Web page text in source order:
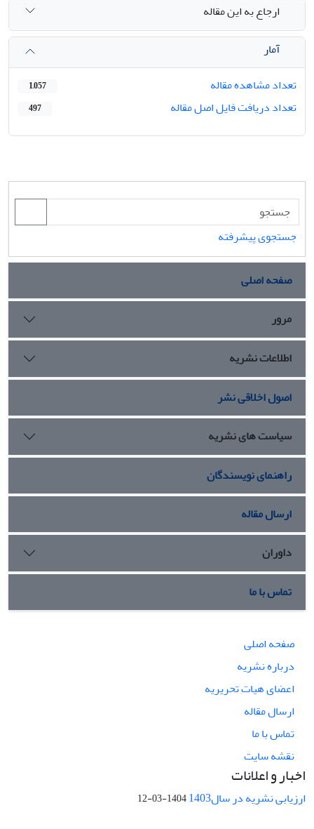
ارجاع به این مقاله
آمار
تعداد مشاهده مقاله
1,057
تعداد دریافت فایل اصل مقاله 497
جستجوی پیشرفته
صفحه اصلی
مرور
اطلاعات نشریه
اصول اخلاقی نشر
سیاست های نشریه
راهنمای نویسندگان
ارسال مقاله
داوران
تماس با ما
صفحه اصلی
درباره نشریه
اعضای هیات تحریریه
ارسال مقاله
تماس با ما
نقشه سایت
اخبار و اعلانات
ارزیابی نشریه در سال1403 1404-03-12